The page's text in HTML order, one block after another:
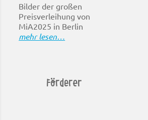
Bilder der großen
Preisverleihung von
MiA2025 in Berlin
mehr lesen…
Förderer